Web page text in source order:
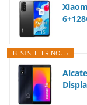
BESTSELLER NO. 5